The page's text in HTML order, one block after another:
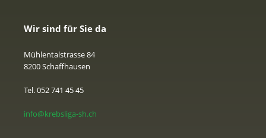
Wir sind für Sie da
Mühlentalstrasse 84
8200 Schaffhausen
Tel. 052 741 45 45
info@krebsliga-sh.ch